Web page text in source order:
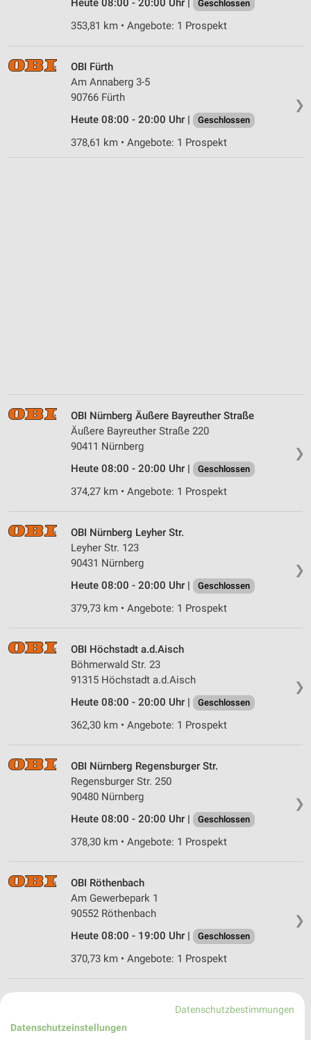
Heute 08:00 - 20:00 Uhr | Geschlossen
353,81 km • Angebote: 1 Prospekt
❯
OBI Fürth
Am Annaberg 3-5
90766 Fürth
Heute 08:00 - 20:00 Uhr |
Geschlossen
378,61 km • Angebote: 1 Prospekt
❯
OBI Nürnberg Äußere Bayreuther Straße
Äußere Bayreuther Straße 220
90411 Nürnberg
Heute 08:00 - 20:00 Uhr |
Geschlossen
374,27 km • Angebote: 1 Prospekt
❯
OBI Nürnberg Leyher Str.
Leyher Str. 123
90431 Nürnberg
Heute 08:00 - 20:00 Uhr |
Geschlossen
379,73 km • Angebote: 1 Prospekt
❯
OBI Höchstadt a.d.Aisch
Böhmerwald Str. 23
91315 Höchstadt a.d.Aisch
Heute 08:00 - 20:00 Uhr |
Geschlossen
362,30 km • Angebote: 1 Prospekt
❯
OBI Nürnberg Regensburger Str.
Regensburger Str. 250
90480 Nürnberg
Heute 08:00 - 20:00 Uhr |
Geschlossen
378,30 km • Angebote: 1 Prospekt
❯
OBI Röthenbach
Am Gewerbepark 1
90552 Röthenbach
Heute 08:00 - 19:00 Uhr |
Geschlossen
370,73 km • Angebote: 1 Prospekt
91207 Lauf
Datenschutzbestimmungen
Datenschutzeinstellungen